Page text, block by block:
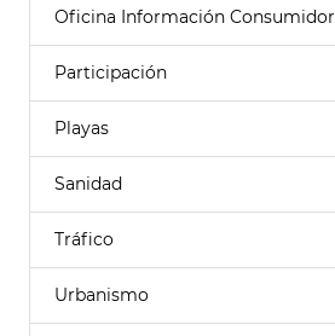
Oficina Información Consumidor
Participación
Playas
Sanidad
Tráfico
Urbanismo